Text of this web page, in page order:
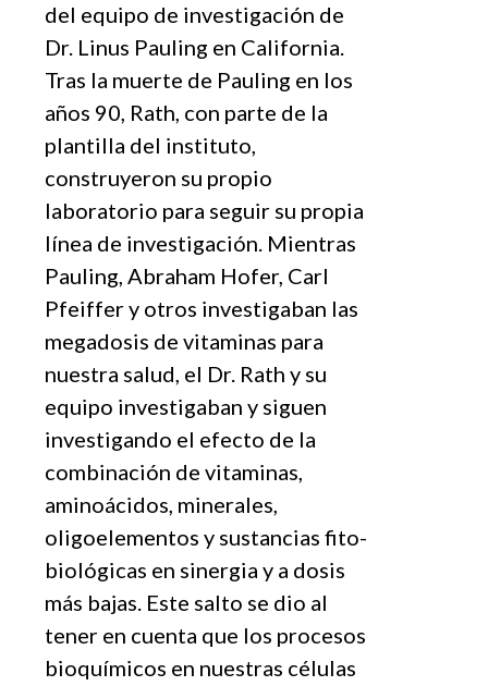
del equipo de investigación de
Dr. Linus Pauling en California.
Tras la muerte de Pauling en los
años 90, Rath, con parte de la
plantilla del instituto,
construyeron su propio
laboratorio para seguir su propia
línea de investigación. Mientras
Pauling, Abraham Hofer, Carl
Pfeiffer y otros investigaban las
megadosis de vitaminas para
nuestra salud, el Dr. Rath y su
equipo investigaban y siguen
investigando el efecto de la
combinación de vitaminas,
aminoácidos, minerales,
oligoelementos y sustancias fito-
biológicas en sinergia y a dosis
más bajas. Este salto se dio al
tener en cuenta que los procesos
bioquímicos en nuestras células